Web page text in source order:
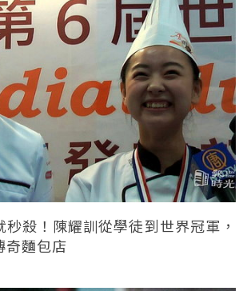
殺！陳耀訓從學徒到世界冠軍，
奇麵包店